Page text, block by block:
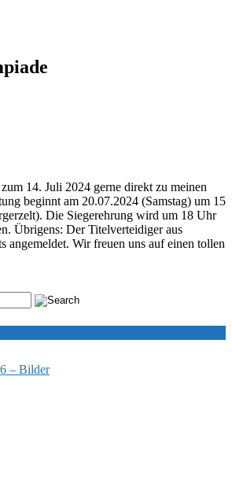
14. Juli 2024 gerne direkt zu meinen
beginnt am 20.07.2024 (Samstag) um 15
Die Siegerehrung wird um 18 Uhr
Übrigens: Der Titelverteidiger aus
angemeldet. Wir freuen uns auf einen tollen
– Bilder